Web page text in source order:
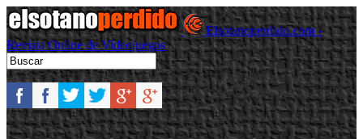
Elsotanoperdido.com -
Revista Online de Videojuegos